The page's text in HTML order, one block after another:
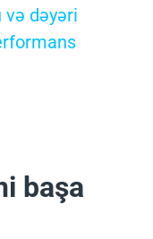
dəyəri
başa